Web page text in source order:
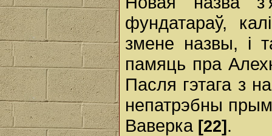
фундатараў,
змене назвы, і
памяць пра
Пасля гэтага з
непатрэбны
Ваверка [22] .